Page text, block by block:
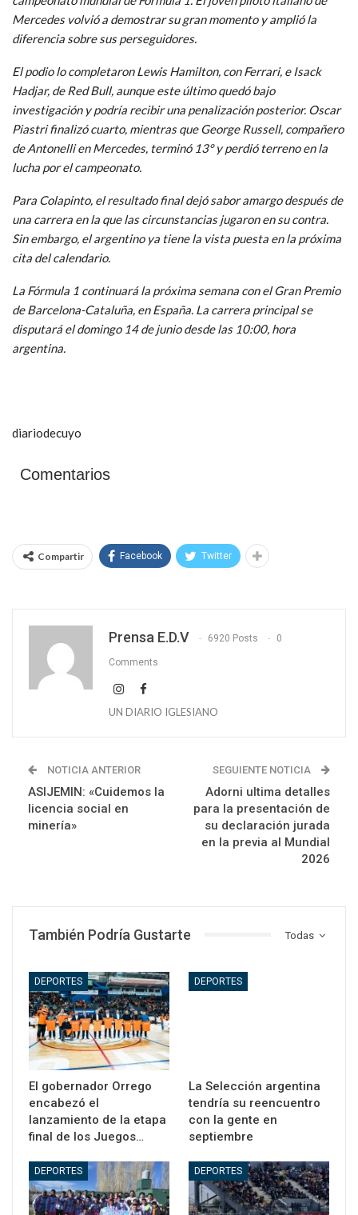
Mercedes volvió a demostrar su gran momento y amplió la
diferencia sobre sus perseguidores.
El podio lo completaron Lewis Hamilton, con Ferrari, e Isack
Hadjar, de Red Bull, aunque este último quedó bajo
investigación y podría recibir una penalización posterior. Oscar
Piastri finalizó cuarto, mientras que George Russell, compañero
de Antonelli en Mercedes, terminó 13° y perdió terreno en la
lucha por el campeonato.
Para Colapinto, el resultado final dejó sabor amargo después de
una carrera en la que las circunstancias jugaron en su contra.
Sin embargo, el argentino ya tiene la vista puesta en la próxima
cita del calendario.
La Fórmula 1 continuará la próxima semana con el Gran Premio
de Barcelona-Cataluña, en España. La carrera principal se
disputará el domingo 14 de junio desde las 10:00, hora
argentina.
diariodecuyo
Comentarios
Compartir Facebook Twitter
Prensa E.D.V 6920 Posts 0
Comments
UN DIARIO IGLESIANO
NOTICIA ANTERIOR
ASIJEMIN: «Cuidemos la
licencia social en
minería»
SEGUIENTE NOTICIA
Adorni ultima detalles
para la presentación de
su declaración jurada
en la previa al Mundial
2026
Todas
También Podría Gustarte
DEPORTES
El gobernador Orrego
encabezó el
lanzamiento de la etapa
final de los Juegos…
DEPORTES
La Selección argentina
tendría su reencuentro
con la gente en
septiembre
DEPORTES DEPORTES